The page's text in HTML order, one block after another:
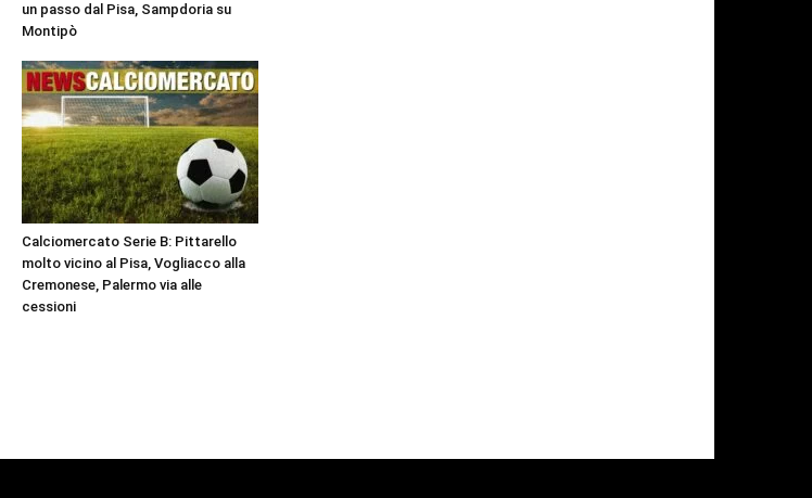
un passo dal Pisa, Sampdoria su
Montipò
Calciomercato Serie B: Pittarello
molto vicino al Pisa, Vogliacco alla
Cremonese, Palermo via alle
cessioni